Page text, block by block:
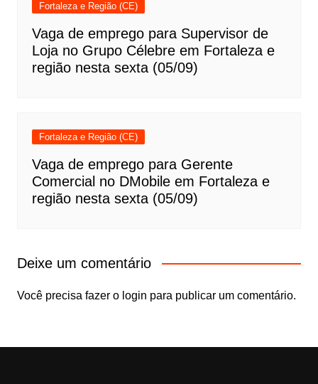
Fortaleza e Região (CE)
Vaga de emprego para Supervisor de
Loja no Grupo Célebre em Fortaleza e
região nesta sexta (05/09)
Fortaleza e Região (CE)
Vaga de emprego para Gerente
Comercial no DMobile em Fortaleza e
região nesta sexta (05/09)
Deixe um comentário
Você precisa fazer o login para publicar um comentário.